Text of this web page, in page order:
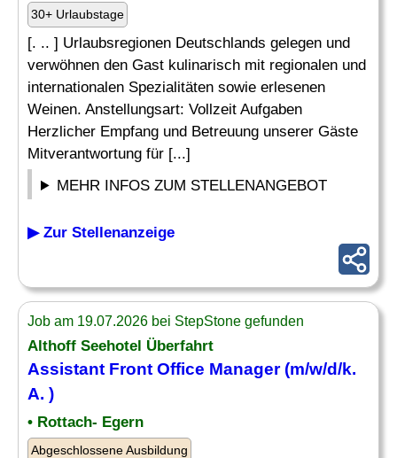
30+ Urlaubstage
[. .. ] Urlaubsregionen Deutschlands gelegen und
verwöhnen den Gast kulinarisch mit regionalen und
internationalen Spezialitäten sowie erlesenen
Weinen. Anstellungsart: Vollzeit Aufgaben
Herzlicher Empfang und Betreuung unserer Gäste
Mitverantwortung für [...]
MEHR INFOS ZUM STELLENANGEBOT
▶ Zur Stellenanzeige
Job am 19.07.2026 bei StepStone gefunden
Althoff Seehotel Überfahrt
Assistant Front Office Manager (m/w/d/k.
A. )
• Rottach- Egern
Abgeschlossene Ausbildung